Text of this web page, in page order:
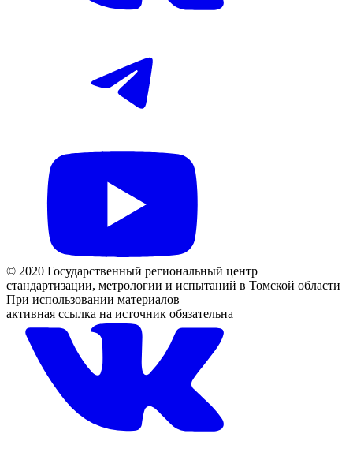
© 2020 Государственный региональный центр
стандартизации, метрологии и испытаний в Томской области
При использовании материалов
активная ссылка на источник обязательна